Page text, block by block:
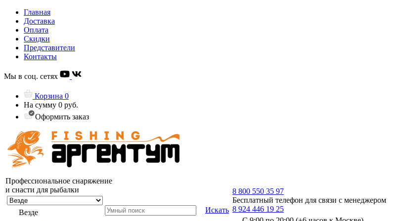
Главная
Доставка
Оплата
Скидки
Представители
Контакты
Мы в соц. сетях
Корзина 0
На сумму 0 руб.
Оформить заказ
Профессиональное снаряжение
и снасти для рыбалки
Везде Искать
8 800 550 35 97
Бесплатный телефон для связи с менеджером
8 924 446 19 25